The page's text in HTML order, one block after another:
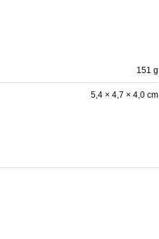
151 g
5,4 × 4,7 × 4,0 cm